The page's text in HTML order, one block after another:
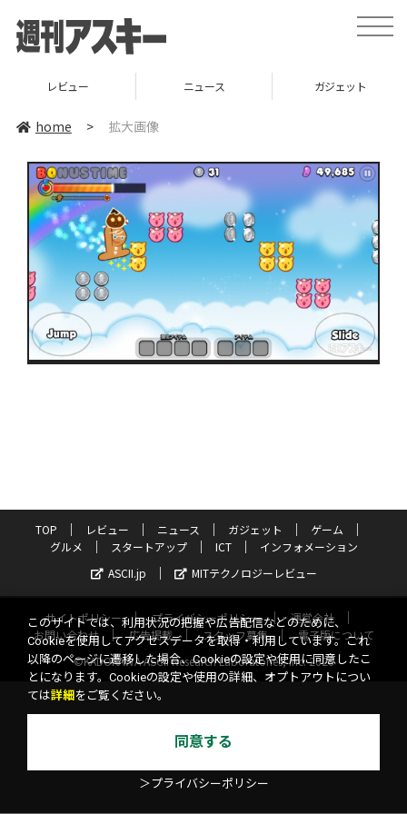
toggle
レビュー ニュース ガジェット
home > 拡大画像
TOP レビュー ニュース ガジェット
ゲーム
グルメ
スタートアップ ICT
インフォメーション
ASCII.jp
MITテクノロジーレビュー
サイトポリシー プライバシーポリシー
運営会社
お問い合わせ
広告掲載 スタッフ募集
電子版について
©KADOKAWA ASCII Research Laboratories, Inc. 2026
このサイトでは、利用状況の把握や広告配信などのために、
Cookieを使用してアクセスデータを取得・利用しています。これ
以降のページに遷移した場合、Cookieの設定や使用に同意したこ
とになります。Cookieの設定や使用の詳細、オプトアウトについ
ては詳細 をご覧ください。
同意する
＞プライバシーポリシー